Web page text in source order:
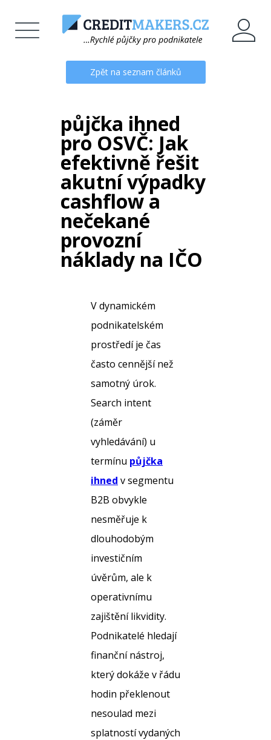
Zpět na seznam článků
půjčka ihned
pro OSVČ: Jak
efektivně řešit
akutní výpadky
cashflow a
nečekané
provozní
náklady na IČO
V dynamickém
podnikatelském
prostředí je čas
často cennější než
samotný úrok.
Search intent
(záměr
vyhledávání) u
termínu půjčka
ihned v segmentu
B2B obvykle
nesměřuje k
dlouhodobým
investičním
úvěrům, ale k
operativnímu
zajištění likvidity.
Podnikatelé hledají
finanční nástroj,
který dokáže v řádu
hodin překlenout
nesoulad mezi
splatností vydaných